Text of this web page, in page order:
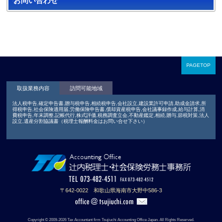
PAGETOP
取扱業務内容 訪問可能地域
法人税申告,確定申告書,贈与税申告,相続税申告,会社設立,建設業許可申請,助成金請求,所
得税申告,社会保険適用届,労働保険申告書,償却資産税申告,会社議事録作成,給与計算,消
費税申告,年末調整,記帳代行,株式評価,税務調査立会,不動産鑑定,相続,贈与,節税対策,法人
設立,遺産分割協議書（税理士報酬料金はお問い合せ下さい）
〒642-0022 和歌山県海南市大野中586-3
Copyright © 2009-2026 Tax Accountant firm Tsujiuchi Accounting Office Japan. All Rights Reserved.